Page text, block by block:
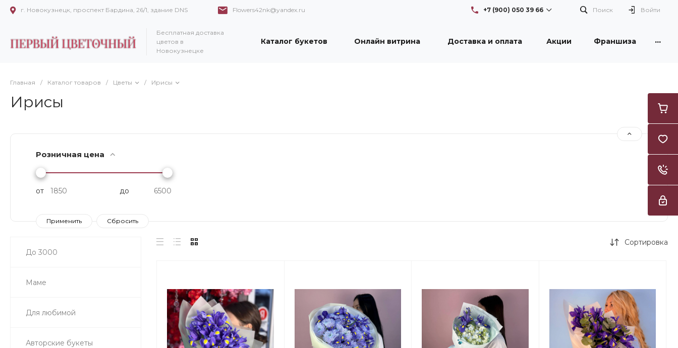
г. Новокузнецк, проспект Бардина, 26/1, здание DNS Flowers42nk@yandex.ru +7 (900) 050 39 66 Поиск Войти
Бесплатная доставка
цветов в
Новокузнецке
Каталог букетов Онлайн витрина Доставка и оплата Акции Франшиза ...
Главная / Каталог товаров / Цветы / Ирисы
Ирисы
Розничная цена
от до
До 3000
Маме
Для любимой
Авторские букеты
Сортировка